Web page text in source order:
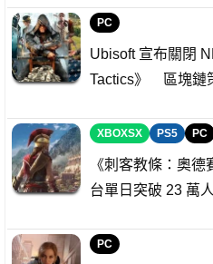
PC
Ubisoft 宣布關閉
Tactics》 區塊鏈
XBOXSX PS5 PC
《刺客教條：奧
台單日突破 23 萬人
PC